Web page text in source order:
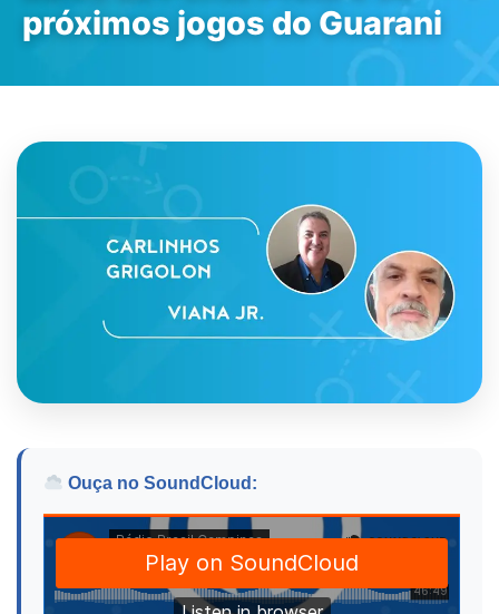
próximos jogos do Guarani
Ouça no SoundCloud: